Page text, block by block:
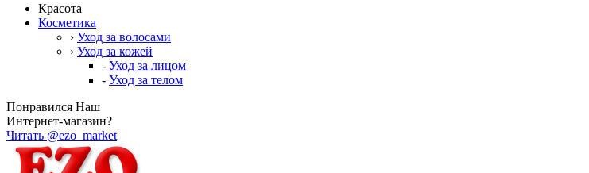
Красота
Косметика
› Уход за волосами
› Уход за кожей
- Уход за лицом
- Уход за телом
Понравился Наш
Интернет-магазин?
Читать @ezo_market